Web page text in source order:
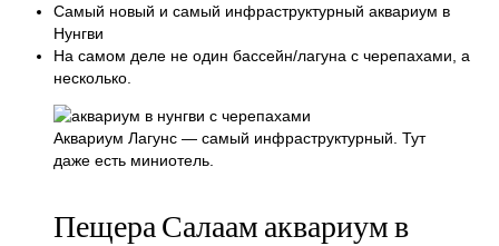
Самый новый и самый инфраструктурный аквариум в
Нунгви
На самом деле не один бассейн/лагуна с черепахами, а
несколько.
Аквариум Лагунс — самый инфраструктурный. Тут
даже есть миниотель.
Пещера Салаам аквариум в